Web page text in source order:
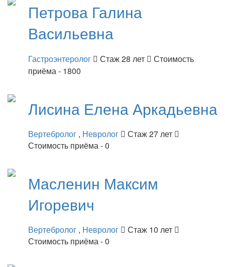
Петрова Галина
Васильевна
Гастроэнтеролог Стаж 28 лет
Стоимость
приёма - 1800
Лисина Елена Аркадьевна
Вертебролог , Невролог
Стаж 27 лет
Стоимость приёма - 0
Масленин Максим
Игоревич
Вертебролог , Невролог
Стаж 10 лет
Стоимость приёма - 0